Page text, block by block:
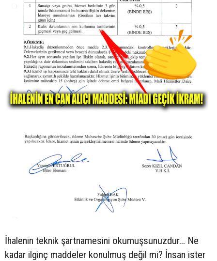
İhalenin teknik şartnamesini okumuşsunuzdur... Ne
kadar ilginç maddeler konulmuş değil mi? İnsan ister